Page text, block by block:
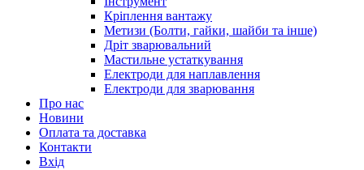
Кріплення вантажу
Метизи (Болти, гайки, шайби та інше)
Дріт зварювальний
Мастильне устаткування
Електроди для наплавлення
Електроди для зварювання
Про нас
Новини
Оплата та доставка
Контакти
Вхiд